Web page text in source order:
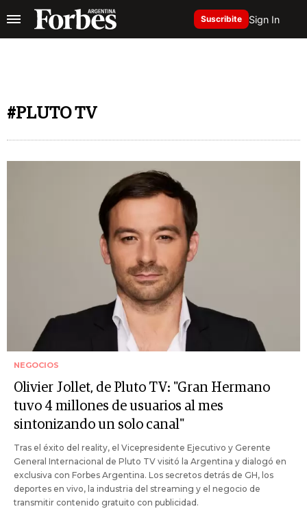
Suscribite Sign In
#PLUTO TV
NEGOCIOS
Olivier Jollet, de Pluto TV: "Gran Hermano
tuvo 4 millones de usuarios al mes
sintonizando un solo canal"
Tras el éxito del reality, el Vicepresidente Ejecutivo y Gerente
General Internacional de Pluto TV visitó la Argentina y dialogó en
exclusiva con Forbes Argentina. Los secretos detrás de GH, los
deportes en vivo, la industria del streaming y el negocio de
transmitir contenido gratuito con publicidad.